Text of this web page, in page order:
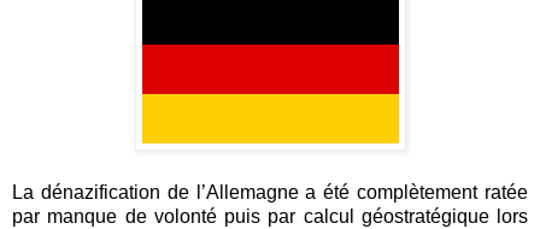
La dénazification de l’Allemagne a été complètement ratée
par manque de volonté puis par calcul géostratégique lors